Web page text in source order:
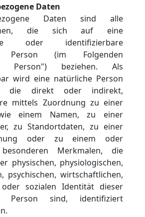
Daten
Daten sind alle
die sich auf eine
oder identifizierbare
Person (im Folgenden
Person") beziehen. Als
wird eine natürliche Person
die direkt oder indirekt,
mittels Zuordnung zu einer
einem Namen, zu einer
zu Standortdaten, zu einer
oder zu einem oder
Merkmalen, die
physischen, physiologischen,
psychischen, wirtschaftlichen,
sozialen Identität dieser
Person sind, identifiziert